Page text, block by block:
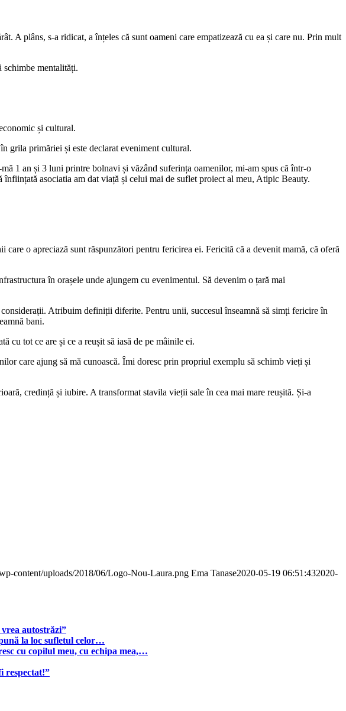
A plâns, s-a ridicat, a înțeles că sunt oameni care empatizează cu ea și care nu. Prin mult
schimbe mentalități.
și cultural.
grila primăriei și este declarat eveniment cultural.
1 an și 3 luni printre bolnavi și văzând suferința oamenilor, mi-am spus că într-o
asociatia am dat viață și celui mai de suflet proiect al meu, Atipic Beauty.
o apreciază sunt răspunzători pentru fericirea ei. Fericită că a devenit mamă, că oferă
în orașele unde ajungem cu evenimentul. Să devenim o țară mai
Atribuim definiții diferite. Pentru unii, succesul înseamnă să simți fericire în
bani.
cu tot ce are și ce a reușit să iasă de pe mâinile ei.
care ajung să mă cunoască. Îmi doresc prin propriul exemplu să schimb vieți și
credință și iubire. A transformat stavila vieții sale în cea mai mare reușită. Și-a
content/uploads/2018/06/Logo-Nou-Laura.png Ema Tanase2020-05-19 06:51:432020-
autostrăzi”
la loc sufletul celor…
cu copilul meu, cu echipa mea,…
respectat!”